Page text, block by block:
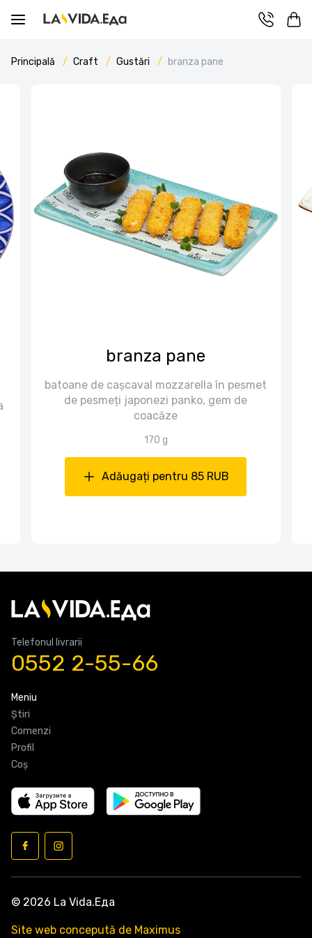
Principală Craft Gustări branza pane
branza pane
batoane de cașcaval mozzarella în pesmet
de pesmeți japonezi panko, gem de
coacăze
170 g
Adăugați pentru 85 RUB
Telefonul livrarii
0552 2-55-66
Meniu
Știri
Comenzi
Profil
Coş
© 2026 La Vida.Еда
Site web concepută de Maximus